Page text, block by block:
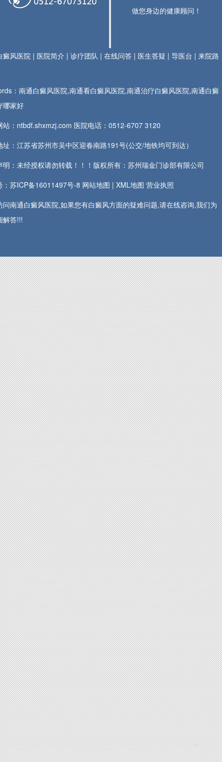
做您身边的健康顾问！
癜风医院 | 医院简介 |诊疗团队 |在线问答 | 医生答疑 |导医台 |来院路
：南通白癜风医院,南通看白癜风医院,南通治疗白癜风医院,南通白癜
哪家好
站：ntbdf.shxmzj.com 医院电话：0512-6707 3120
址：江苏省苏州市吴中区迎春南路191号(公交/地铁均可到达）
明：未经授权请勿转载！！！版权所有：苏州瑞金门诊部有限公司
：苏ICP备16011497号-8 网站地图 |XML地图 营业执照
问南通白癜风医院,如果您有白癜风方面的疑难问题,请在线咨询,我们为
解答!!!